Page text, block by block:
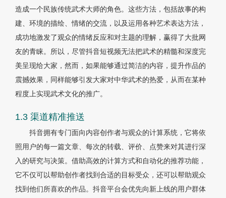
造成一个民族传统武术大师的角色。这些方法，包括故事的构
建、环境的描绘、情绪的交流，以及运用各种艺术表达方法，
成功地激发了观众的情绪反应和对主题的理解，赢得了大批网
友的青睐。所以，尽管抖音短视频无法把武术的精髓和深度完
美呈现给大家，然而，如果能够通过简洁的内容，提升作品的
震撼效果，同样能够引发大家对中华武术的热爱，从而在某种
程度上实现武术文化的推广。
1.3 渠道精准推送
抖音拥有专门面向内容创作者与观众的计算系统，它将依
照用户的每一篇文章、每次的转载、评价、点赞来对其进行深
入的研究与决策。借助高效的计算方式和自动化的推荐功能，
它不仅可以帮助创作者找到合适的目标受众，还可以帮助观众
找到他们所喜欢的作品。抖音平台会优先向新上线的用户群体